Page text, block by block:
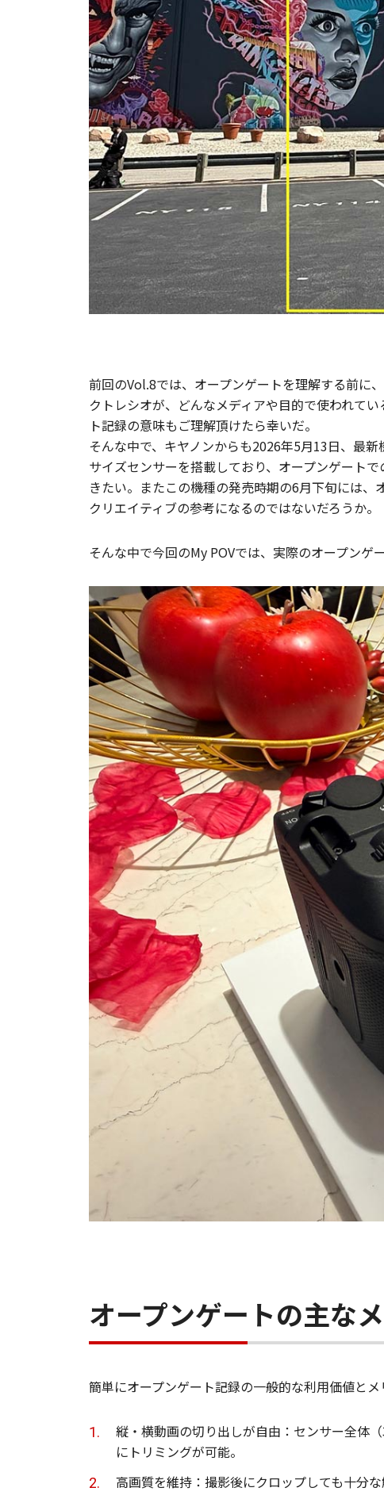
前回のVol.8では、オープンゲートを理解する前に
クトレシオが、どんなメディアや目的で使われて
ト記録の意味もご理解頂けたら幸いだ。
そんな中で、キヤノンからも2026年5月13日、最
サイズセンサーを搭載しており、オープンゲート
きたい。またこの機種の発売時期の6月下旬には
クリエイティブの参考になるのではないだろうか。
そんな中で今回のMy POVでは、実際のオープンゲ
オープンゲートの主な
簡単にオープンゲート記録の一般的な利用価値と
縦・横動画の切り出しが自由：センサー全体
にトリミングが可能。
高画質を維持：撮影後にクロップしても十分